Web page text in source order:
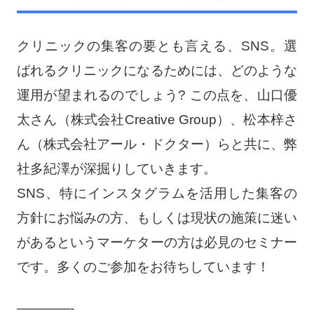
クリニックの集客の要とも言える、SNS。選
ばれるクリニックになるためには、どのような
運用が望まれるのでしょう? この点を、山口優
太さん（株式会社Creative Group）、松本梓さ
ん（株式会社アール・ドクター）らと共に、弊
社多紀澤が深掘りしていきます。
SNS、特にインスタグラムを活用した集客の
方針にお悩みの方、もしくは現状の施策に迷い
があるというマーケターの方は必見のセミナー
です。多くのご参加をお待ちしています！
————-